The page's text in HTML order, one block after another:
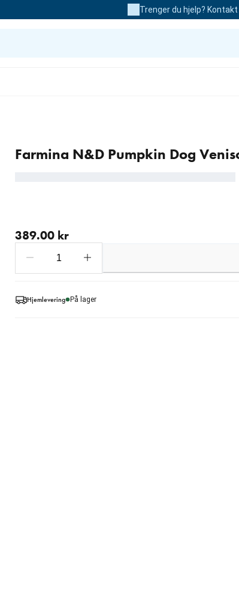
Trenger du hjelp?
Farmina N&D Pumpkin Dog
389.00 kr
Hjemlevering På lager